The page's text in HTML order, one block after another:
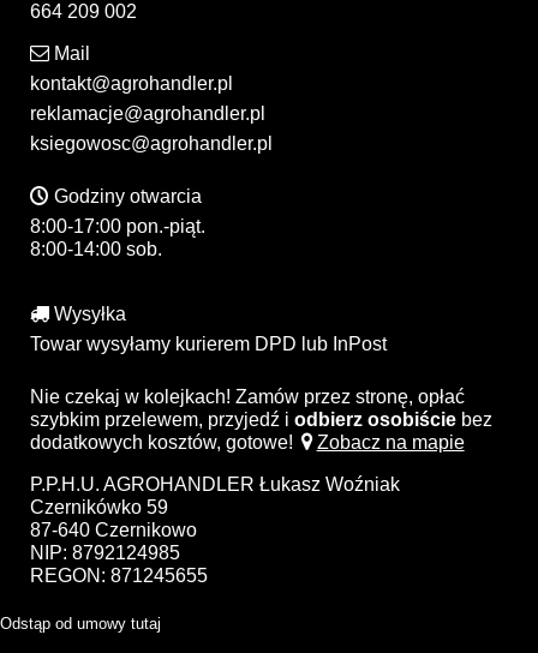
664 209 002
Mail
kontakt@agrohandler.pl
reklamacje@agrohandler.pl
ksiegowosc@agrohandler.pl
Godziny otwarcia
8:00-17:00 pon.-piąt.
8:00-14:00 sob.
Wysyłka
Towar wysyłamy kurierem DPD lub InPost
Nie czekaj w kolejkach! Zamów przez stronę, opłać
szybkim przelewem, przyjedź i odbierz osobiście bez
dodatkowych kosztów, gotowe!
Zobacz na mapie
P.P.H.U. AGROHANDLER Łukasz Woźniak
Czernikówko 59
87-640 Czernikowo
NIP: 8792124985
REGON: 871245655
Odstąp od umowy tutaj